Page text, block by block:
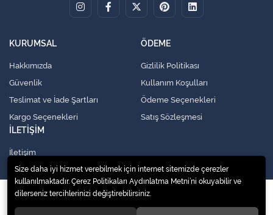
KURUMSAL
Hakkımızda
Güvenlik
Teslimat ve İade Şartları
Kargo Seçenekleri
ÖDEME
Gizlilik Politikası
Kullanım Koşulları
Ödeme Seçenekleri
Satış Sözleşmesi
İLETİŞİM
İletişim
© 2020Küresel Soğutma Sistemleri Yedek Parça San. Ve Tic. Ltd. Şti.
Size daha iyi hizmet verebilmek için internet sitemizde çerezler
kullanılmaktadır. Çerez Politikaları Aydınlatma Metni’ni okuyabilir ve
dilerseniz tercihlerinizi değiştirebilirsiniz.